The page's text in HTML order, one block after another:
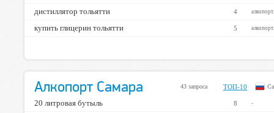
дистиллятор тольятти 4
купить глицерин тольятти 5
➤
100% ➤
43 запроса
Алкопорт Самара ТОП-10
20 литровая бутыль 8 -